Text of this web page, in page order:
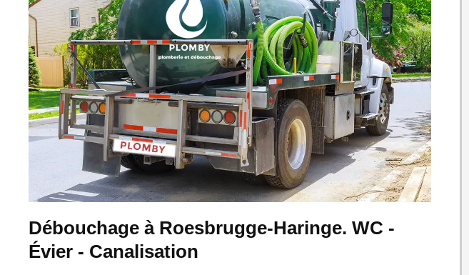
Débouchage à Roesbrugge-Haringe. WC -
Évier - Canalisation